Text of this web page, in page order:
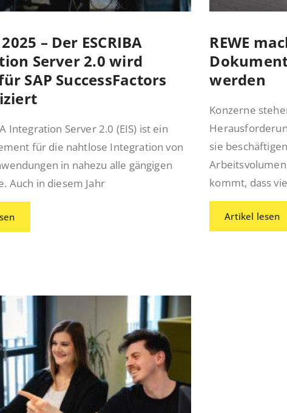
– Der ESCRIBA
Server 2.0 wird
SAP SuccessFactors
Integration Server 2.0 (EIS) ist ein
für die nahtlose Integration von
in nahezu alle gängigen
Auch in diesem Jahr
REWE
werden
Konzerne
sie
kommt, dass
Artikel lesen